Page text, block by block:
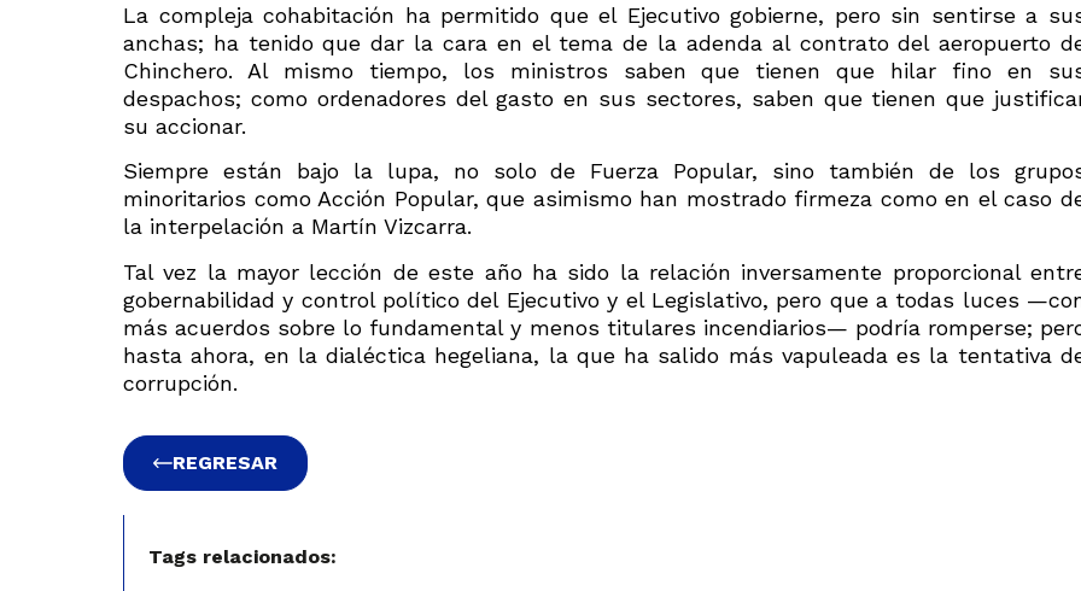
La compleja cohabitación ha permitido que el Ejecutivo gobierne, pero sin sentirse a
anchas; ha tenido que dar la cara en el tema de la adenda al contrato del aeropuerto
Chinchero. Al mismo tiempo, los ministros saben que tienen que hilar fino en
despachos; como ordenadores del gasto en sus sectores, saben que tienen que
su accionar.
Siempre están bajo la lupa, no solo de Fuerza Popular, sino también de los
minoritarios como Acción Popular, que asimismo han mostrado firmeza como en el caso
la interpelación a Martín Vizcarra.
Tal vez la mayor lección de este año ha sido la relación inversamente proporcional
gobernabilidad y control político del Ejecutivo y el Legislativo, pero que a todas luces
más acuerdos sobre lo fundamental y menos titulares incendiarios— podría romperse;
hasta ahora, en la dialéctica hegeliana, la que ha salido más vapuleada es la tentativa
corrupción.
REGRESAR
Tags relacionados: